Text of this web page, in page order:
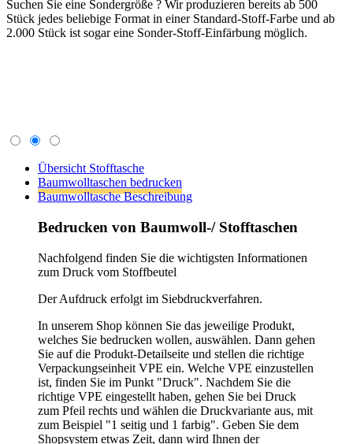
Übersicht Stofftasche
Nachfolgend finden Sie die wichtigsten Informationen
zum Druck vom Stoffbeutel
Der Aufdruck erfolgt im Siebdruckverfahren.
In unserem Shop können Sie das jeweilige Produkt,
Sie auf die Produkt-Detailseite und stellen die richtige
ist, finden Sie im Punkt "Druck". Nachdem Sie die
richtige VPE eingestellt haben, gehen Sie bei Druck
zum Beispiel "1 seitig und 1 farbig". Geben Sie dem
Druckpreis direkt angezeigt. Legen Sie die Bedrucken-
Variante in den Warenkorb und gehen Sie den
Bestellprozess durch.
Sollten Sie kein Produkt bis jetzt gefunden haben,
können Sie uns ganz einfach dasExpress-Formular
ausfüllen und wir melden uns so schnell wie möglich.
um Sie entsprechend zu beraten.